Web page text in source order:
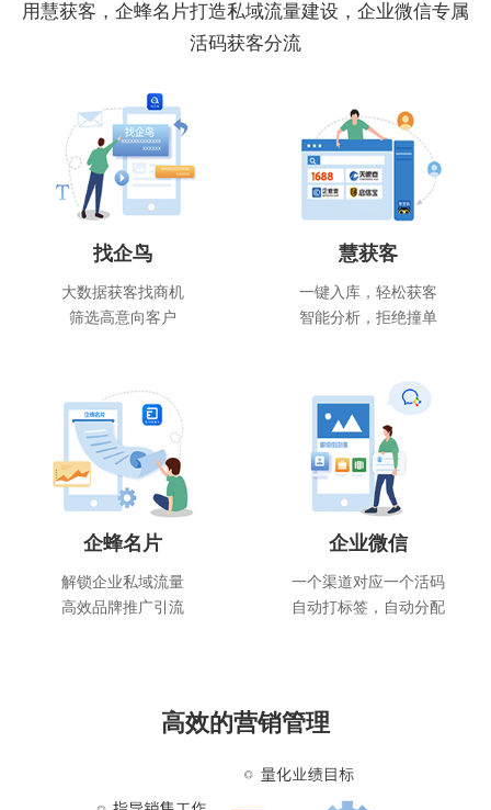
用慧获客，企蜂名片打造私域流量建设，企业微信专属
活码获客分流
找企鸟
大数据获客找商机
筛选高意向客户
慧获客
一键入库，轻松获客
智能分析，拒绝撞单
企蜂名片
解锁企业私域流量
高效品牌推广引流
企业微信
一个渠道对应一个活码
自动打标签，自动分配
高效的营销管理